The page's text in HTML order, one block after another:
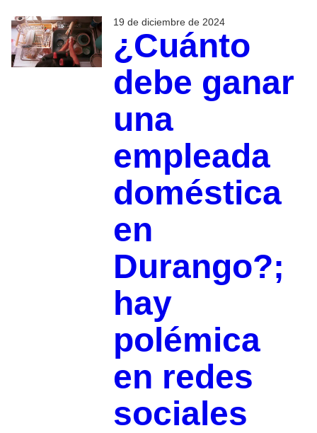
19 de diciembre de 2024
¿Cuánto
debe ganar
una
empleada
doméstica
en
Durango?;
hay
polémica
en redes
sociales